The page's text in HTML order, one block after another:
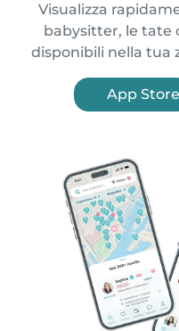
Visualizza
babysitter, le tate
disponibili nella tua
App Store